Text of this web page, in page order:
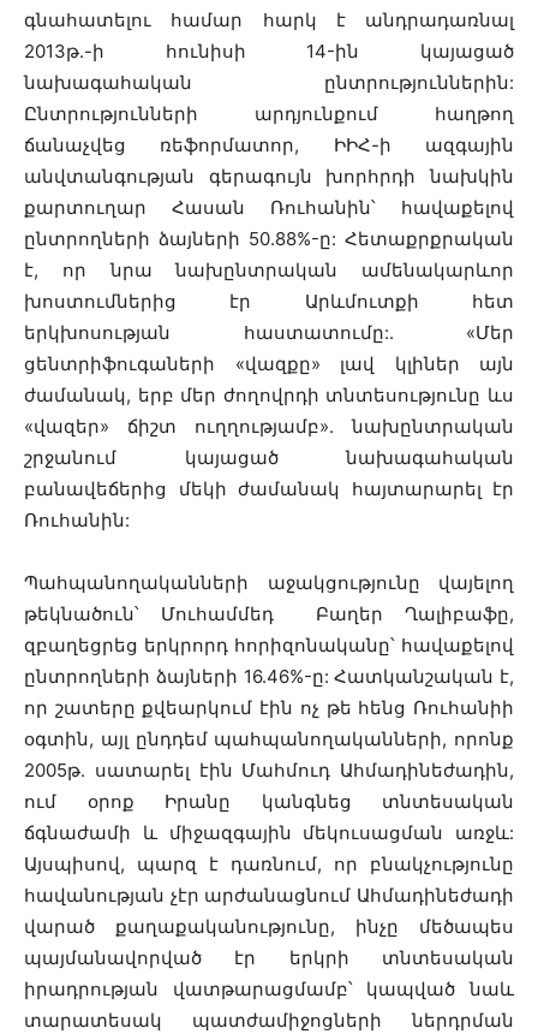
գնահատելու համար հարկ է անդրադառնալ
2013թ.-ի հունիսի 14-ին կայացած
նախագահական ընտրություններին:
Ընտրությունների արդյունքում հաղթող
ճանաչվեց ռեֆորմատոր, ԻԻՀ-ի ազգային
անվտանգության գերագույն խորհրդի նախկին
քարտուղար Հասան Ռուհանին՝ հավաքելով
ընտրողների ձայների 50.88%-ը: Հետաքրքրական
է, որ նրա նախընտրական ամենակարևոր
խոստումներից էր Արևմուտքի հետ
երկխոսության հաստատումը:. «Մեր
ցենտրիֆուգաների «վազքը» լավ կլիներ այն
ժամանակ, երբ մեր ժողովրդի տնտեսությունը ևս
«վազեր» ճիշտ ուղղությամբ». նախընտրական
շրջանում կայացած նախագահական
բանավեճերից մեկի ժամանակ հայտարարել էր
Ռուհանին:
Պահպանողականների աջակցությունը վայելող
թեկնածուն՝ Մուհամմեդ Բաղեր Ղալիբաֆը,
զբաղեցրեց երկրորդ հորիզոնականը՝ հավաքելով
ընտրողների ձայների 16.46%-ը: Հատկանշական է,
որ շատերը քվեարկում էին ոչ թե հենց Ռուհանիի
օգտին, այլ ընդդեմ պահպանողականների, որոնք
2005թ. սատարել էին Մահմուդ Ահմադինեժադին,
ում օրոք Իրանը կանգնեց տնտեսական
ճգնաժամի և միջազգային մեկուսացման առջև:
Այսպիսով, պարզ է դառնում, որ բնակչությունը
հավանության չէր արժանացնում Ահմադինեժադի
վարած քաղաքականությունը, ինչը մեծապես
պայմանավորված էր երկրի տնտեսական
իրադրության վատթարացմամբ՝ կապված նաև
տարատեսակ պատժամիջոցների ներդրման